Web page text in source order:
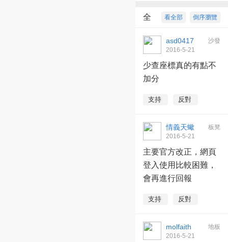
倒序瀏覽
看全部
全
部回復 6 沙發
asd0417
2016-5-21
少查座標真的有點不
加分
支持 反對
板凳
情義天蠍
2016-5-21
主要官方改正，網頁
登入使用比較困難，
會再進行回報
支持 反對
地板
molfaith
2016-5-21